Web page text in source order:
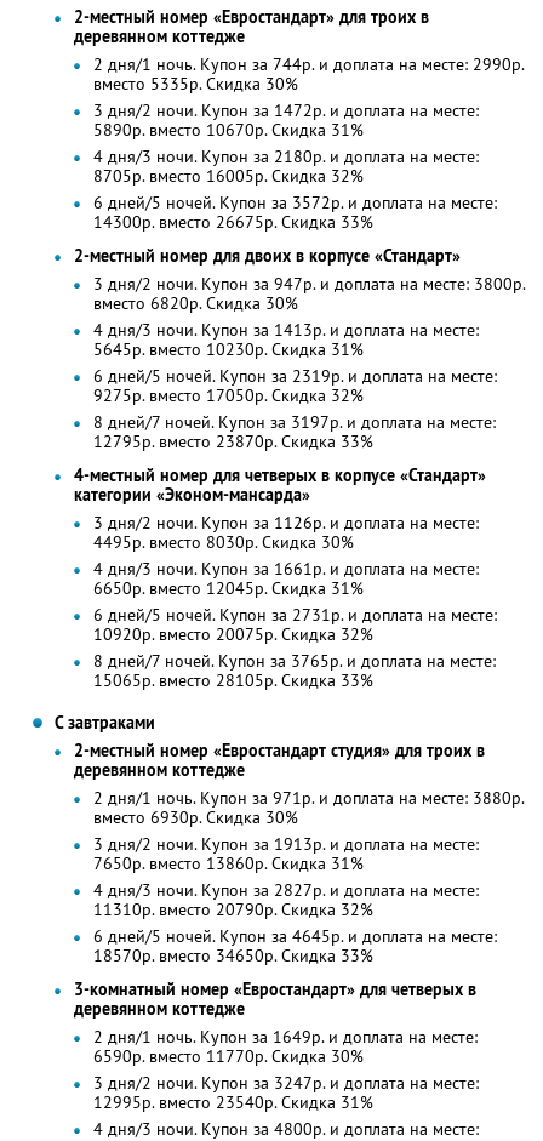
2-местный номер «Евростандарт» для троих в
деревянном коттедже
2 дня/1 ночь. Купон за 744р. и доплата на месте: 2990р.
вместо 5335р.Скидка 30%
3 дня/2 ночи. Купон за 1472р. и доплата на месте:
5890р. вместо 10670р.Скидка 31%
4 дня/3 ночи. Купон за 2180р. и доплата на месте:
8705р. вместо 16005р. Скидка 32%
6 дней/5 ночей. Купон за 3572р. и доплата на месте:
14300р. вместо 26675р. Скидка 33%
2-местный номер для двоих в корпусе «Стандарт»
3 дня/2 ночи. Купон за 947р. и доплата на месте: 3800р.
вместо 6820р.Скидка 30%
4 дня/3 ночи. Купон за 1413р. и доплата на месте:
5645р. вместо 10230р.Скидка 31%
6 дней/5 ночей. Купон за 2319р. и доплата на месте:
9275р. вместо 17050р. Скидка 32%
8 дней/7 ночей. Купон за 3197р. и доплата на месте:
12795р. вместо 23870р. Скидка 33%
4-местный номер для четверых в корпусе «Стандарт»
категории «Эконом-мансарда»
3 дня/2 ночи. Купон за 1126р. и доплата на месте:
4495р. вместо 8030р.Скидка 30%
4 дня/3 ночи. Купон за 1661р. и доплата на месте:
6650р. вместо 12045р.Скидка 31%
6 дней/5 ночей. Купон за 2731р. и доплата на месте:
10920р. вместо 20075р. Скидка 32%
8 дней/7 ночей. Купон за 3765р. и доплата на месте:
15065р. вместо 28105р. Скидка 33%
С завтраками
2-местный номер «Евростандарт студия» для троих в
деревянном коттедже
2 дня/1 ночь. Купон за 971р. и доплата на месте: 3880р.
вместо 6930р.Скидка 30%
3 дня/2 ночи. Купон за 1913р. и доплата на месте:
7650р. вместо 13860р.Скидка 31%
4 дня/3 ночи. Купон за 2827р. и доплата на месте:
11310р. вместо 20790р. Скидка 32%
6 дней/5 ночей. Купон за 4645р. и доплата на месте:
18570р. вместо 34650р. Скидка 33%
3-комнатный номер «Евростандарт» для четверых в
деревянном коттедже
2 дня/1 ночь. Купон за 1649р. и доплата на месте:
6590р. вместо 11770р.Скидка 30%
3 дня/2 ночи. Купон за 3247р. и доплата на месте:
12995р. вместо 23540р.Скидка 31%
4 дня/3 ночи. Купон за 4800р. и доплата на месте: